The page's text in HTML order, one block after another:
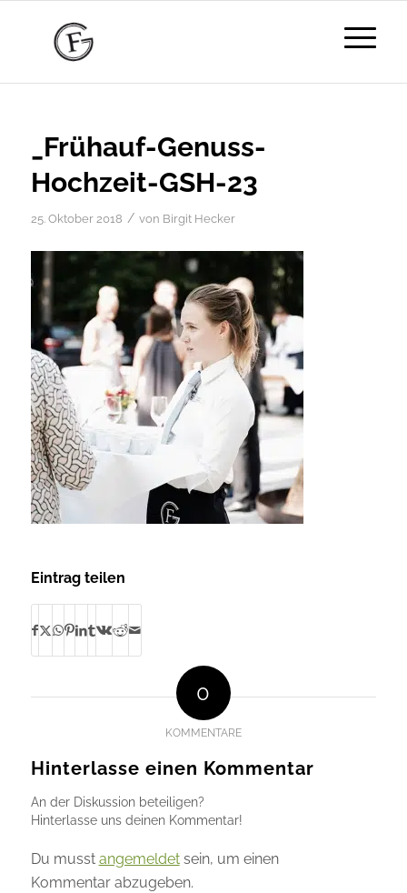
_Frühauf-Genuss-
Hochzeit-GSH-23
25. Oktober 2018 / von Birgit Hecker
Eintrag teilen
0
KOMMENTARE
Hinterlasse einen Kommentar
An der Diskussion beteiligen?
Hinterlasse uns deinen Kommentar!
Du musst angemeldetsein, um einen
Kommentar abzugeben.